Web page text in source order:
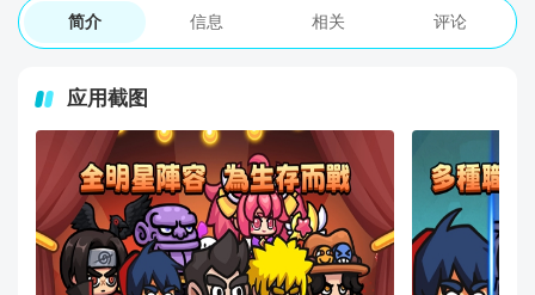
简介 信息 相关 评论
应用截图